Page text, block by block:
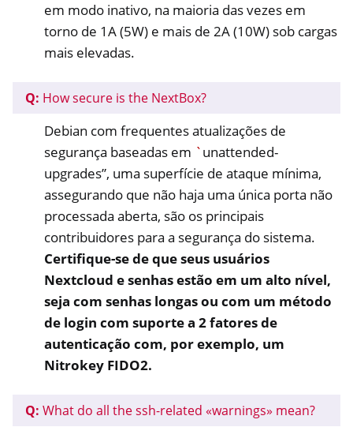
em modo inativo, na maioria das vezes em
torno de 1A (5W) e mais de 2A (10W) sob cargas
mais elevadas.
Q: How secure is the NextBox?
Debian com frequentes atualizações de
segurança baseadas em `unattended-
upgrades”, uma superfície de ataque mínima,
assegurando que não haja uma única porta não
processada aberta, são os principais
contribuidores para a segurança do sistema.
Certifique-se de que seus usuários
Nextcloud e senhas estão em um alto nível,
seja com senhas longas ou com um método
de login com suporte a 2 fatores de
autenticação com, por exemplo, um
Nitrokey FIDO2.
Q: What do all the ssh-related «warnings» mean?